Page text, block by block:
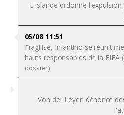
L'Islande ordonne
05/08 11:51
Fragilisé, Infantino se réunit
hauts responsables de la FIFA
dossier)
Von der Leyen dénonce